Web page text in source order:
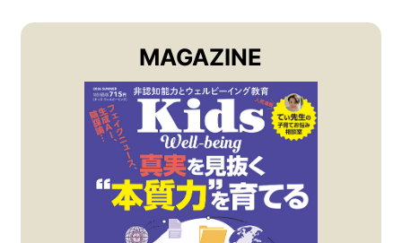
MAGAZINE